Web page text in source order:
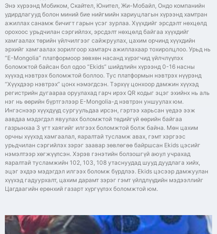
Энэ хүрээнд Мобиком, Скайтел, Юнител, Жи-Мобайл, Ондо компанийн
удирдлагууд болон миний бие нийгмийн хариуцлагын хүрээнд хамтран
ажиллах санамж бичигт гарын үсэг зурлаа. Хүүхдийг эрсдэлт нөхцөлд
орохоос урьдчилан сэргийлэх, эрсдэлт нөхцөлд байгаа хүүхдийг
хамгаалах төрийн үйлчилгээг сайжруулах, цахим орчинд хүүхдийн
эрхийг хамгаалах зорилгоор хамтарч ажиллахаар тохиролцлоо. Урьд нь
“E-Mongolia” платформоор зөвхөн насанд хүрэгчид үйлчлүүлэх
боломжтой байсан бол одоо “Ekids” шийдлийн хүрээнд 0-16 насны
хүүхэд нэвтрэх боломжтой боллоо. Тус платформын нэвтрэх нүүрэнд
“Хүүхдээр нэвтрэх” цонх нэмэгдсэн. Тэрхүү цонхоор дамжин хүүхэд
регистрийн дугаараа оруулахад гарч ирэх QR кодыг эцэг эхийнх нь аль
нэг нь өөрийн бүртгэлээр E-Mongolia-д нэвтрэн уншуулах юм.
Ингэснээр хүүхдүүд сургуульдаа ирсэн, гэртээ харьсан үедээ ээж
аавдаа мэдэгдэл явуулах боломжтой төдийгүй өөрийн байгаа
газрынхаа 3 үгт хаягийг илгээх боломжтой болж байна. Мөн цахим
орчны хүүхэд хамгаалал, яаралтай тусламж авах, гэмт хэргээс
урьдчилан сэргийлэх зэрэг заавар зөвлөгөө байршсан Ekids цэсийг
нэмэлтээр хөгжүүлсэн. Хэрэв гэнэтийн болзошгүй аюул учрахад
яаралтай тусламжийн 102, 103, 108 утаснуудад шууд дуудлага хийх,
эцэг эхдээ мэдэгдэл илгээх боломж бүрдлээ. Ekids цэсээр дамжуулан
хүүхэд гадуурхалт, цахим дарамт зэрэг гэмт үйлдлүүдийн мэдээллийг
Цагдаагийн ерөнхий газарт хүргүүлэх боломжтой юм.